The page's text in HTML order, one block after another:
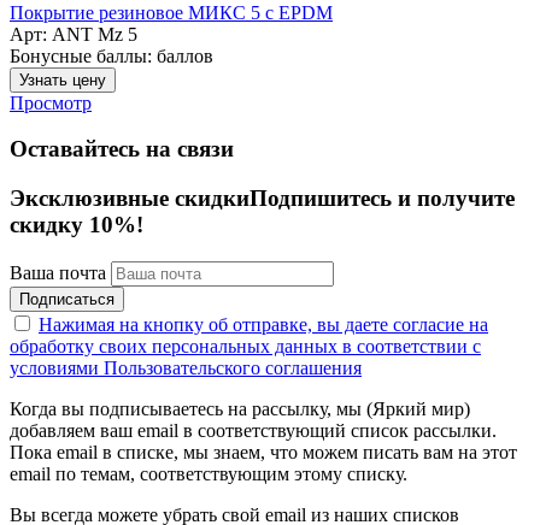
Покрытие резиновое МИКС 5 с EPDM
Арт: ANT Mz 5
Бонусные баллы: баллов
Узнать цену
Просмотр
Оставайтесь на связи
Эксклюзивные скидкиПодпишитесь и получите
скидку 10%!
Ваша почта
Подписаться
Нажимая на кнопку об отправке, вы даете согласие на
обработку своих персональных данных в соответствии с
условиями Пользовательского соглашения
Когда вы подписываетесь на рассылку, мы (Яркий мир)
добавляем ваш email в соответствующий список рассылки.
Пока email в списке, мы знаем, что можем писать вам на этот
email по темам, соответствующим этому списку.
Вы всегда можете убрать свой email из наших списков